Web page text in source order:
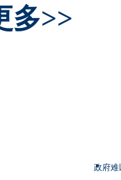
多>>
政府难